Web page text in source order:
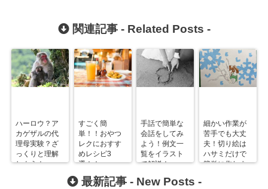
関連記事 - Related Posts -
ハーロウ？ア
カゲザルの代
理母実験？ざ
っくりと理解
しよう！
すごく簡
単！！おやつ
レクにおすす
めレシピ3
選！！
手話で簡単な
会話をしてみ
よう！例文一
覧をイラスト
で解説！
細かい作業が
苦手でも大丈
夫！切り絵は
ハサミだけで
簡単に作れま
最新記事 - New Posts -